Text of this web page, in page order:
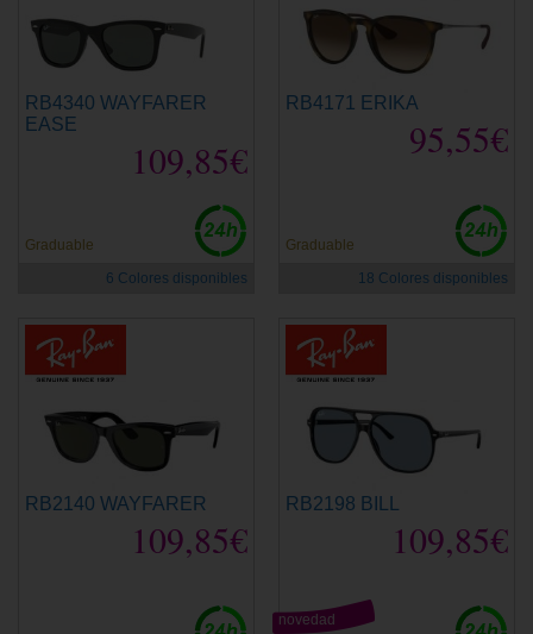
RB4340 WAYFARER
EASE
109,85€
Graduable
6 Colores disponibles
RB4171 ERIKA
95,55€
Graduable
18 Colores disponibles
RB2140 WAYFARER
109,85€
RB2198 BILL
109,85€
novedad